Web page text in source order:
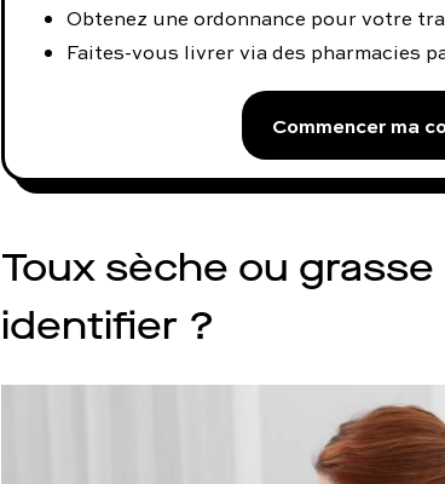
Obtenez une ordonnance pour votre
Faites-vous livrer via des pharmacies
Commencer ma
Toux sèche ou
identifier ?